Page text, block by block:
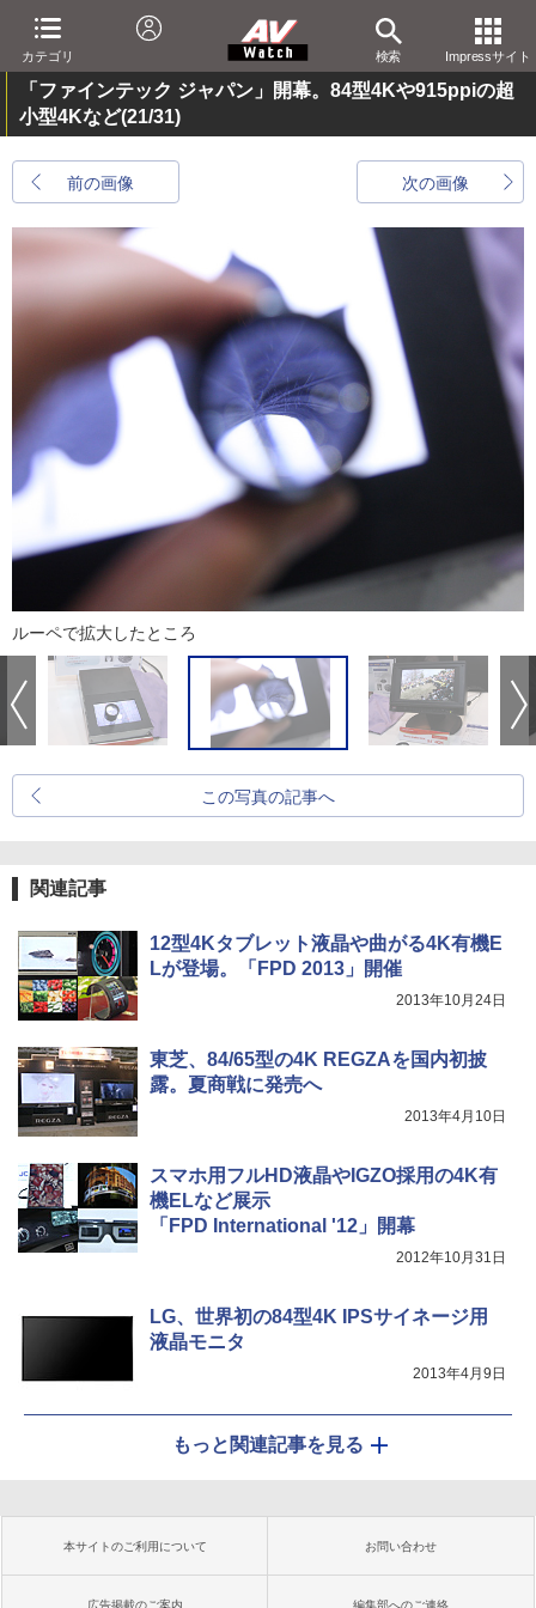
カテゴリ 検索 Impressサイト
「ファインテック ジャパン」開幕。84型4Kや915ppiの超
小型4Kなど(21/31)
前の画像 次の画像
ルーペで拡大したところ
この写真の記事へ
関連記事
12型4Kタブレット液晶や曲がる4K有機E
Lが登場。「FPD 2013」開催
2013年10月24日
東芝、84/65型の4K REGZAを国内初披
露。夏商戦に発売へ
2013年4月10日
スマホ用フルHD液晶やIGZO採用の4K有
機ELなど展示
「FPD International '12」開幕
2012年10月31日
LG、世界初の84型4K IPSサイネージ用
液晶モニタ
2013年4月9日
もっと関連記事を見る
本サイトのご利用について お問い合わせ
広告掲載のご案内 編集部へのご連絡